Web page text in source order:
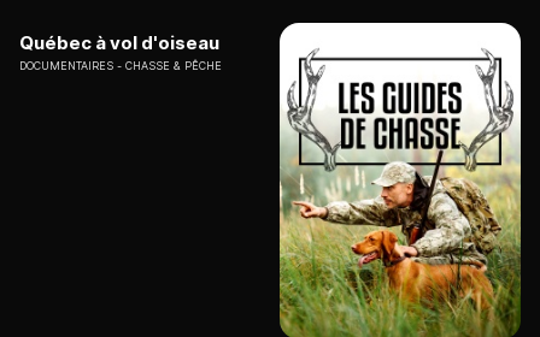
Québec à vol d'oiseau
DOCUMENTAIRES CHASSE & PÊCHE